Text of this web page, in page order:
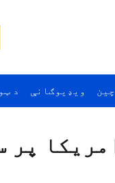
ويډيوګانې د
پر